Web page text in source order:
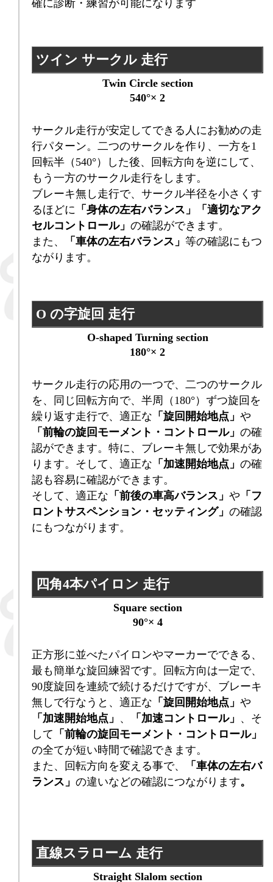
確に診断・練習が可能になります
ツイン サークル 走行
Twin Circle section
540°× 2
サークル走行が安定してできる人にお勧めの走
行パターン。二つのサークルを作り、一方を1
回転半（540°）した後、回転方向を逆にして、
もう一方のサークル走行をします。
ブレーキ無し走行で、サークル半径を小さくす
るほどに 「身体の左右バランス」「適切なアク
セルコントロール」 の確認ができます。
また、
「車体の左右バランス」 等の確認にもつ
ながります。
O の字旋回 走行
O-shaped Turning section
180°× 2
サークル走行の応用の一つで、二つのサークル
を、同じ回転方向で、半周（180°）ずつ旋回を
繰り返す走行で、適正な 「旋回開始地点」 や
「前輪の旋回モーメント・コントロール」 の確
認ができます。特に、ブレーキ無しで効果があ
ります。そして、適正な 「加速開始地点」 の確
認も容易に確認ができます。
そして、適正な 「前後の車高バランス」 や 「フ
ロントサスペンション・セッティング」 の確認
にもつながります。
四角4本パイロン 走行
Square section
90°× 4
正方形に並べたパイロンやマーカーでできる、
最も簡単な旋回練習です。回転方向は一定で、
90度旋回を連続で続けるだけですが、ブレーキ
無しで行なうと、適正な 「旋回開始地点」 や
「加速開始地点」 、 「加速コントロール」 、そ
して 「前輪の旋回モーメント・コントロール」
の全てが短い時間で確認できます。
また、回転方向を変える事で、
「車体の左右バ
ランス」 の違いなどの確認につながります。
直線スラローム 走行
Straight Slalom section